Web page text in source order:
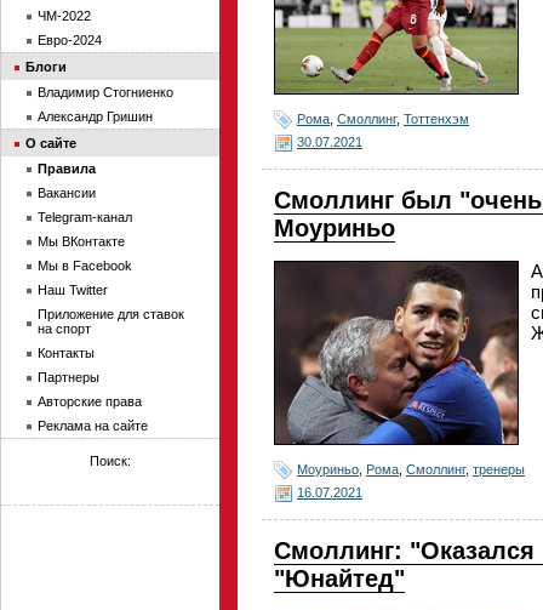
Рома Смоллинг, Тоттенхэм
30.07.2021
Смоллинг был
Моуриньо
Моуриньо Рома Смоллинг, тренеры
16.07.2021
Смоллинг: "Оказался
"Юнайтед"
ЧМ-2022
Евро-2024
Блоги
Владимир Стогниенко
Александр Гришин
О сайте
Правила
Вакансии
Telegram-канал
Мы ВКонтакте
Мы в Facebook
Наш Twitter
Приложение для ставок
на спорт
Контакты
Партнеры
Авторские права
Реклама на сайте
Поиск: